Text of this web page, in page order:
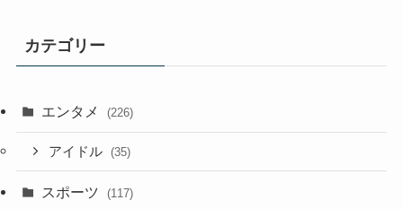
カテゴリー
エンタメ (226)
アイドル (35)
スポーツ (117)